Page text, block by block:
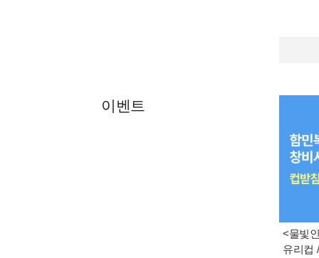
이벤트
<물빛
유리컵